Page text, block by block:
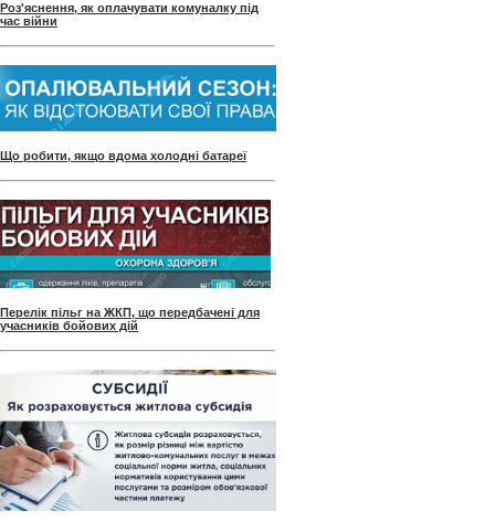
Роз'яснення, як оплачувати комуналку під
час війни
Що робити, якщо вдома холодні батареї
Перелік пільг на ЖКП, що передбачені для
учасників бойових дій